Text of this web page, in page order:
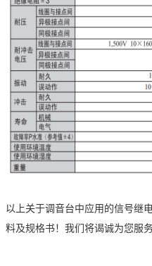
以上关于调音台中应用的信号继
料及规格书！我们将谒诚为您服务